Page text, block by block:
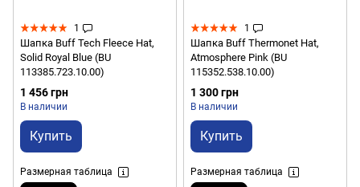
1
Шапка Buff Tech Fleece Hat,
Solid Royal Blue (BU
113385.723.10.00)
1 456 грн
В наличии
Купить
Размерная таблица
1
Шапка Buff Thermonet Hat,
Atmosphere Pink (BU
115352.538.10.00)
1 300 грн
В наличии
Купить
Размерная таблица